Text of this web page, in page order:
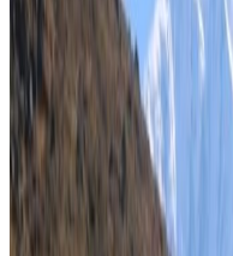
Sunday, 2022 March 27 /